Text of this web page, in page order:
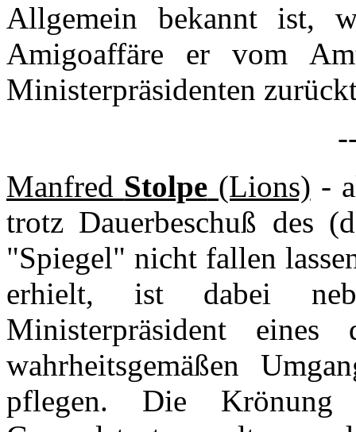
Allgemein bekannt ist,
Amigoaffäre er vom
Ministerpräsidenten
Manfred Stolpe (Lions) -
trotz Dauerbeschuß des
"Spiegel" nicht fallen
erhielt, ist dabei
Ministerpräsident eines
wahrheitsgemäßen
pflegen. Die